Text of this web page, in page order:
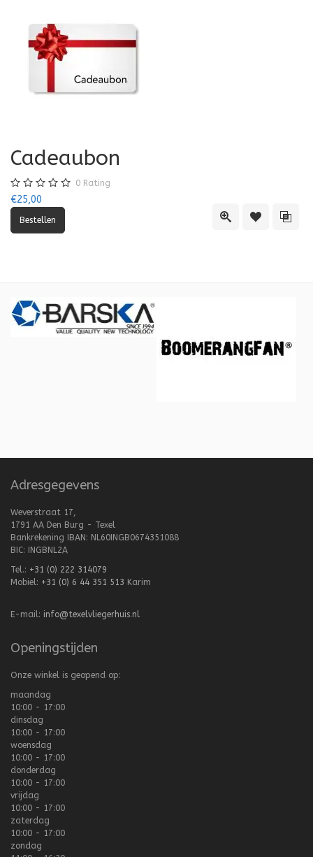
Quick ViewToevoegen
Cadeaubon
0 Rating
€25,00
Adresgegevens
Weverstraat 17,
1791 AA Den Burg - Texel
Bankrekening IBAN: NL60INGB0674351088
BIC: INGBNL2A
Tel.: +31 (0) 222 314079
Mobiel: +31 (0) 6 44 351 513 Karim
E-mail: info@texelvliegerhuis.nl
Openingstijden
Onze winkel is geopend op:
maandag
10:00 - 17:00
dinsdag
10:00 - 17:00
woensdag
10:00 - 17:00
donderdag
10:00 - 17:00
vrijdag
10:00 - 17:00
zaterdag
10:00 - 17:00
zondag